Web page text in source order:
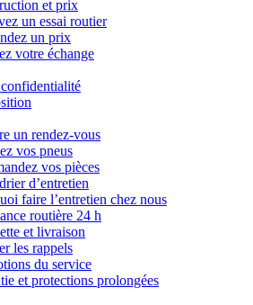
et prix
un essai routier
un prix
votre échange
un rendez-vous
vos pneus
vos pièces
d’entretien
faire l’entretien chez nous
routière 24 h
et livraison
les rappels
du service
et protections prolongées